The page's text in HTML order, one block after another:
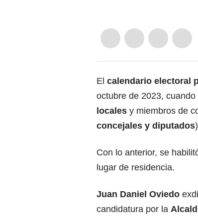
El calendario electoral
octubre de 2023,
locales y miembros de
concejales y diputados
Con lo anterior, se
lugar de residencia.
Juan Daniel Oviedo
candidatura por la